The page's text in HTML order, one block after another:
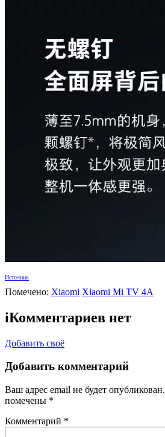
Источник
Помечено: Xiaomi Xiaomi Mi TV 4A
iКомментариев нет
Добавить своё
Добавить комментарий
Ваш адрес email не будет опубликован.
помечены *
Комментарий *